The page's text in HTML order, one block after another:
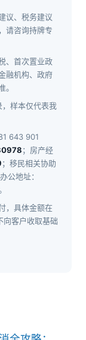
议、税务建议
请咨询持牌专
、首次置业政
融机构、政府
样本仅代表我
643 901
；房产经
；移民相关协助
公地址：
，具体金额在
客户收取基础